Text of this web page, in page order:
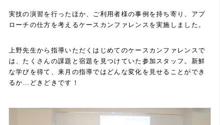
実技の演習を行ったほか、ご利用者様の事例を持ち寄り、アプ
ローチの仕方を考えるケースカンファレンスを実施しました。
上野先生から指導いただくはじめてのケースカンファレンスで
は、たくさんの課題と宿題を見つけていた参加スタッフ。新鮮
な学びを得て、来月の指導ではどんな変化を見せることができ
るか…どきどきです！